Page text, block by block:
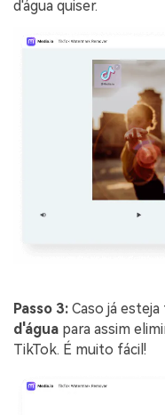
d'água quiser.
Passo 3: Caso já
d'água para assim
TikTok. É muito fácil!